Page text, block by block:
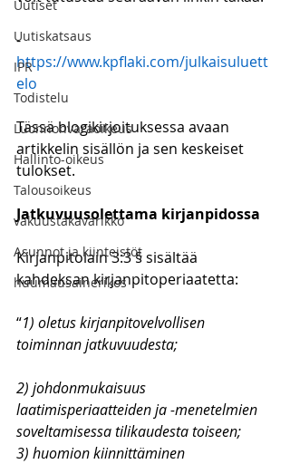
Uutiset
Uutiskatsaus
IPR
Todistelu
Luonnonvaraoikeus
Hallinto-oikeus
Talousoikeus
vakuustakavarikko
Asunnot ja kiinteistöt
huumausainerikos
-
https://www.kpflaki.com/julkaisuluett
elo
Tässä blogikirjoituksessa avaan
artikkelin sisällön ja sen keskeiset
tulokset.
Jatkuvuusolettama kirjanpidossa
Kirjanpitolain 3:3 § sisältää
kahdeksan kirjanpitoperiaatetta:
“1) oletus kirjanpitovelvollisen
toiminnan jatkuvuudesta;
2) johdonmukaisuus
laatimisperiaatteiden ja -menetelmien
soveltamisessa tilikaudesta toiseen;
3) huomion kiinnittäminen